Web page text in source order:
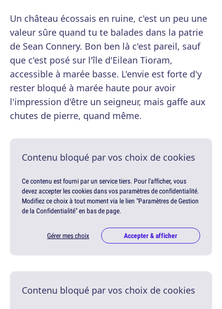
Un château écossais en ruine, c'est un peu une
valeur sûre quand tu te balades dans la patrie
de Sean Connery. Bon ben là c'est pareil, sauf
que c'est posé sur l'île d'Eilean Tioram,
accessible à marée basse. L'envie est forte d'y
rester bloqué à marée haute pour avoir
l'impression d'être un seigneur, mais gaffe aux
chutes de pierre, quand même.
Contenu bloqué par vos choix de cookies
Ce contenu est fourni par un service tiers. Pour l'afficher, vous
devez accepter les cookies dans vos paramètres de confidentialité.
Modifiez ce choix à tout moment via le lien "Paramètres de Gestion
de la Confidentialité" en bas de page.
Gérer mes choix Accepter & afficher
Contenu bloqué par vos choix de cookies